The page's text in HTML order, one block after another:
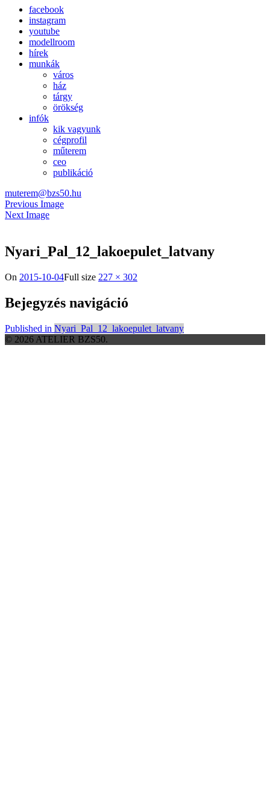
facebook
instagram
youtube
modellroom
hírek
munkák
város
ház
tárgy
örökség
infók
kik vagyunk
cégprofil
műterem
ceo
publikáció
muterem@bzs50.hu
Previous Image
Next Image
Nyari_Pal_12_lakoepulet_latvany
On 2015-10-04Full size 227 × 302
Bejegyzés navigáció
Published in Nyari_Pal_12_lakoepulet_latvany
© 2026 ATELIER BZS50.